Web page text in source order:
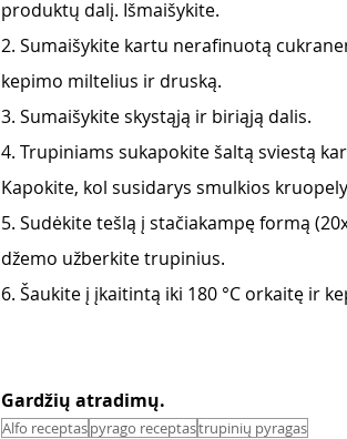
produktų dalį. Išmaišykite.
2. Sumaišykite kartu nerafinuotą
kepimo miltelius ir druską.
3. Sumaišykite skystąją ir biriąją dalis.
4. Trupiniams sukapokite šaltą sviestą
Kapokite, kol susidarys smulkios
5. Sudėkite tešlą į stačiakampę formą
džemo užberkite trupinius.
6. Šaukite į įkaitintą iki 180 °C orkaitę ir
Gardžių atradimų.
Alfo receptaspyrago receptastrupinių pyragas